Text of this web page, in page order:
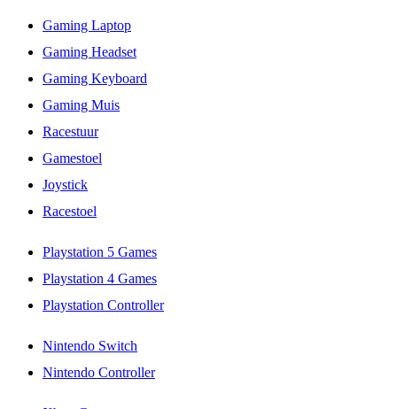
Gaming Laptop
Gaming Headset
Gaming Keyboard
Gaming Muis
Racestuur
Gamestoel
Joystick
Racestoel
Playstation 5 Games
Playstation 4 Games
Playstation Controller
Nintendo Switch
Nintendo Controller